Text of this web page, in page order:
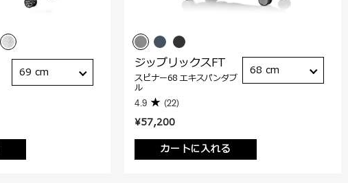
69 cm
¥57,200
カートに入れる
ジップリックスFT
スピナー68 エキスパンダブ
ル
4.9 (22)
68 cm